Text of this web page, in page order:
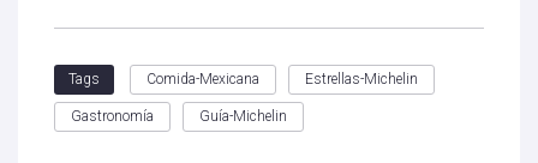
Tags Comida-Mexicana Estrellas-Michelin
Gastronomía Guía-Michelin